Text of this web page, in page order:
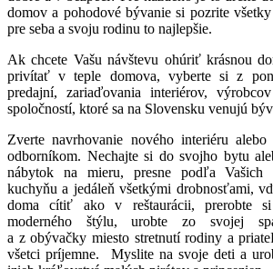
domov a pohodové bývanie si pozrite
pre seba a svoju rodinu to najlepšie.
Ak chcete Vašu návštevu ohúriť krásnou
privítať v teple domova, vyberte si z
predajní, zariaďovania interiérov,
spoločností, ktoré sa na Slovensku venujú
Zverte navrhovanie nového interiéru
odborníkom. Nechajte si do svojho bytu
nábytok na mieru, presne podľa Vašich
kuchyňu a jedáleň všetkými drobnosťami,
doma cítiť ako v reštaurácii, prerobte
moderného štýlu, urobte zo svojej
a z obývačky miesto stretnutí rodiny a
všetci príjemne. Myslite na svoje deti a